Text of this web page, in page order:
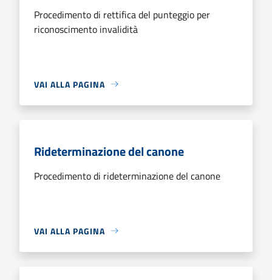
Procedimento di rettifica del punteggio per
riconoscimento invalidità
VAI ALLA PAGINA
Rideterminazione del canone
Procedimento di rideterminazione del canone
VAI ALLA PAGINA